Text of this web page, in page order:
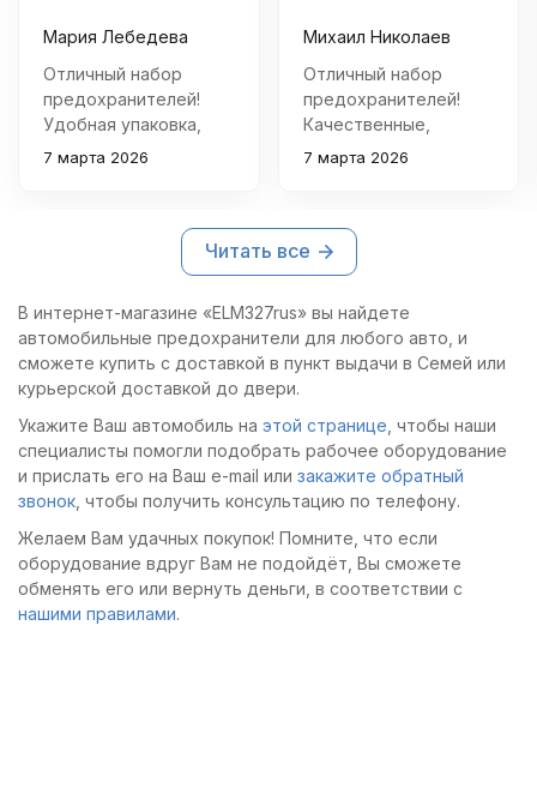
Мария Лебедева
Отличный набор
предохранителей!
Удобная упаковка,
хорошее качество и
7 марта 2026
Михаил Николаев
Отличный набор
предохранителей!
Качественные,
надежно защищают
легко найти нужный
предохранитель по
цвету.
7 марта 2026
Читать все
В интернет-магазине «ELM327rus» вы найдете
автомобильные предохранители для любого авто, и
сможете купить с доставкой в пункт выдачи в Семей или
курьерской доставкой до двери.
Укажите Ваш автомобиль на этой странице , чтобы наши
специалисты помогли подобрать рабочее оборудование
и прислать его на Ваш e-mail или закажите обратный
звонок , чтобы получить консультацию по телефону.
Желаем Вам удачных покупок! Помните, что если
оборудование вдруг Вам не подойдёт, Вы сможете
обменять его или вернуть деньги, в соответствии с
нашими правилами.